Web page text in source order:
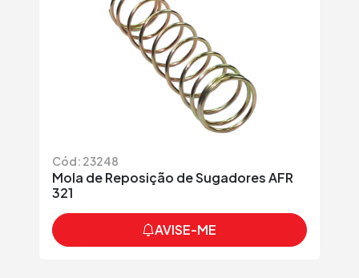
Cód: 23248
Mola de Reposição de Sugadores AFR
321
AVISE-ME